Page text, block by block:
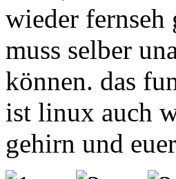
wieder fernseh
muss selber
können. das
ist linux auch
gehirn und